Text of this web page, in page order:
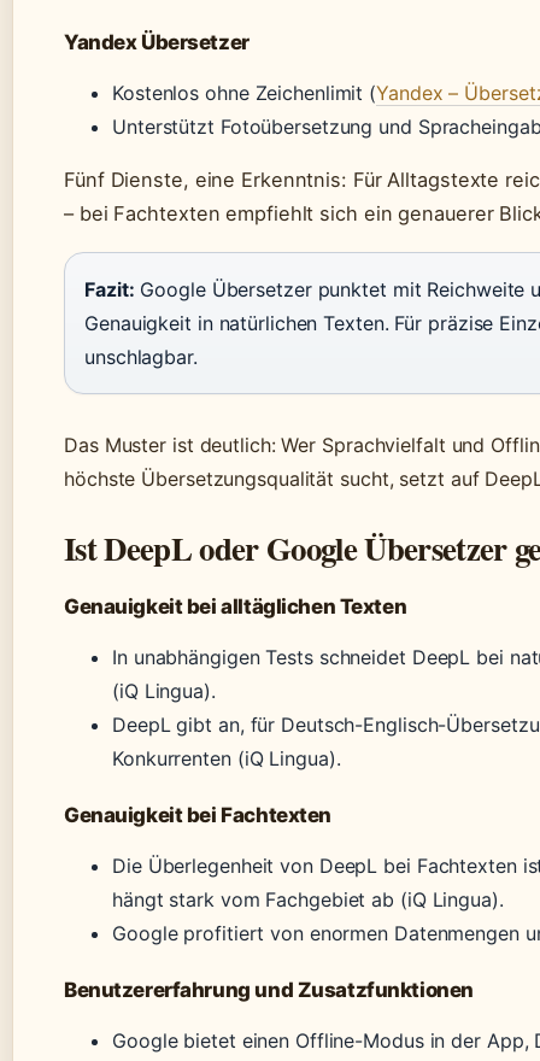
Yandex Übersetzer
Kostenlos ohne Zeichenlimit (Yandex –
Unterstützt Fotoübersetzung und
Fünf Dienste, eine Erkenntnis: Für Alltagstexte
– bei Fachtexten empfiehlt sich ein genauerer
Fazit: Google Übersetzer punktet mit Reichweite
Genauigkeit in natürlichen Texten. Für präzise
unschlagbar.
Das Muster ist deutlich: Wer Sprachvielfalt und
höchste Übersetzungsqualität sucht, setzt auf
Ist DeepL oder Google Übersetzer
Genauigkeit bei alltäglichen Texten
In unabhängigen Tests schneidet DeepL bei
(iQ Lingua).
DeepL gibt an, für Deutsch-Englisch-
Konkurrenten (iQ Lingua).
Genauigkeit bei Fachtexten
Die Überlegenheit von DeepL bei Fachtexten
hängt stark vom Fachgebiet ab (iQ Lingua).
Google profitiert von enormen Datenmengen
Benutzererfahrung und Zusatzfunktionen
Google bietet einen Offline-Modus in der App,